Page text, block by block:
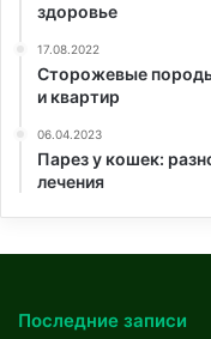
здоровье
17.08.2022
Сторожевые
и квартир
06.04.2023
Парез у кошек:
лечения
Последние записи